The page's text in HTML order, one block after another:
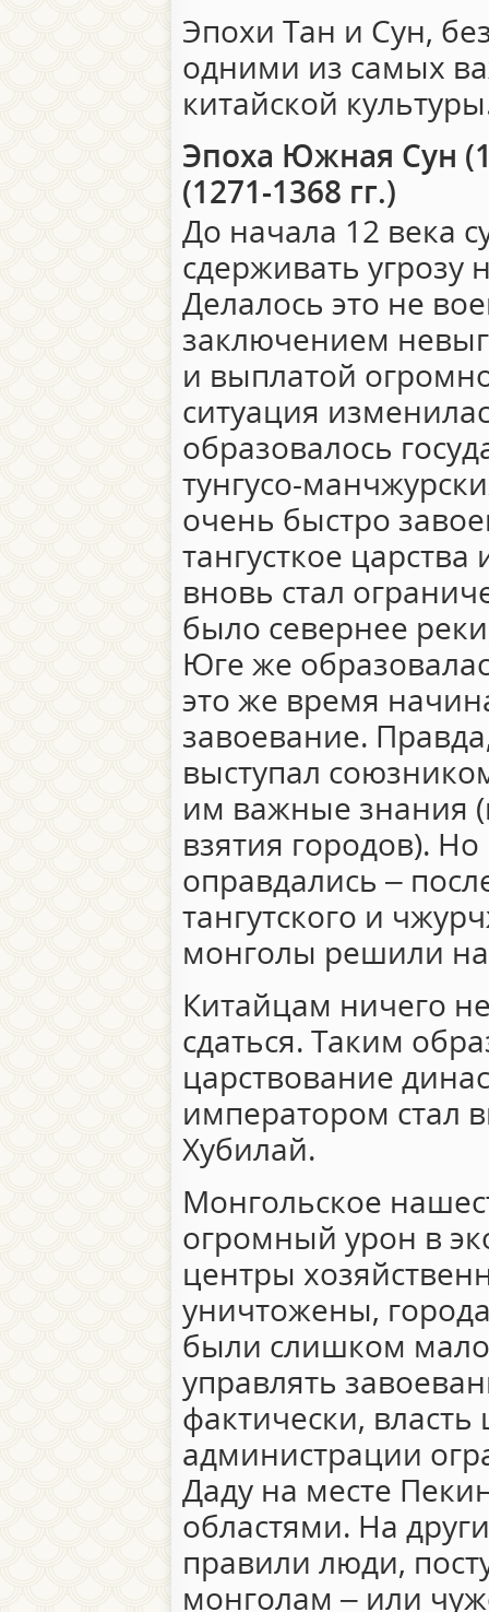
Эпохи Тан и Сун,
одними из самых
китайской
Эпоха Южная Сун
(1271-1368 гг.)
До начала 12 века
сдерживать угрозу
Делалось это не
заключением
и выплатой
ситуация
образовалось
тунгусо-
очень быстро
тангусткое
вновь стал
было севернее
Юге же
это же время
завоевание.
выступал
им важные знания
взятия городов).
оправдались –
тангутского и
монголы решили
Китайцам ничего
сдаться. Таким
царствование
императором стал
Хубилай.
Монгольское
огромный урон в
центры
уничтожены,
были слишком
управлять
фактически,
администрации
Даду на месте
областями. На
правили люди,
монголам – или